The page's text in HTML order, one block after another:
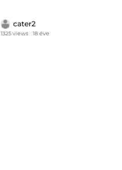
cater2
1325 views 18 éve